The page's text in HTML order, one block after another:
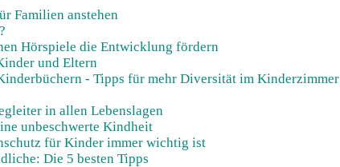
Familien anstehen
Hörspiele die Entwicklung fördern
und Eltern
- Tipps für mehr Diversität im Kinderzimmer
in allen Lebenslagen
unbeschwerte Kindheit
für Kinder immer wichtig ist
Die 5 besten Tipps